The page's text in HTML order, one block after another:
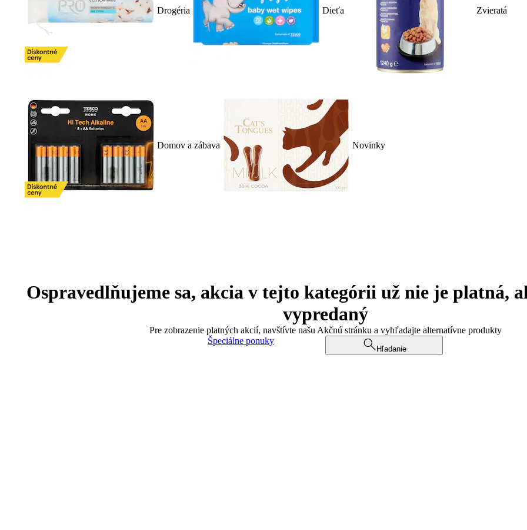
Drogéria Dieťa Zvieratá
Domov a zábava Novinky
Ospravedlňujeme sa, akcia v tejto kategórii už nie je platná,
vypredaný
Pre zobrazenie platných akcií, navštívte našu Akčnú stránku a vyhľadajte alternatívne produkty
Špeciálne ponuky
Hľadanie